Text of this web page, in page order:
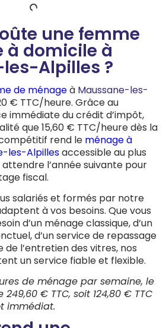
une femme
à domicile à
Alpilles ?
de ménageà Maussane-les-
€ TTC/heure. Grâce au
immédiate du crédit d’impôt,
que 15,60 € TTC/heure dès la
rend le ménage à
les-Alpillesaccessible au plus
l’année suivante pour
fiscal.
salariés et formés par notre
à vos besoins. Que vous
d’un ménage classique, d’un
d’un service de repassage
l’entretien des vitres, nos
un service fiable et flexible.
de ménage par semaine, le
€ TTC, soit 124,80 € TTC
immédiat.